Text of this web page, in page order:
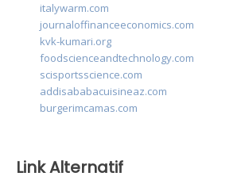
italywarm.com
journaloffinanceeconomics.com
kvk-kumari.org
foodscienceandtechnology.com
scisportsscience.com
addisababacuisineaz.com
burgerimcamas.com
Link Alternatif